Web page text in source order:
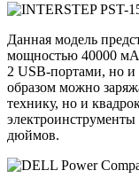
Данная модель
мощностью 40000
2 USB-портами, но
образом можно
технику, но и
дюймов.